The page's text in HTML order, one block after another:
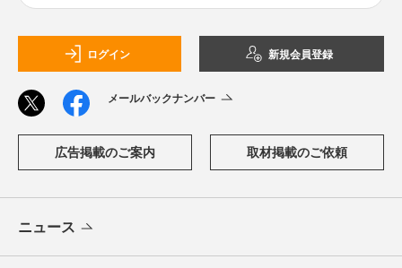
ログイン 新規会員登録
メールバックナンバー
広告掲載のご案内 取材掲載のご依頼
ニュース